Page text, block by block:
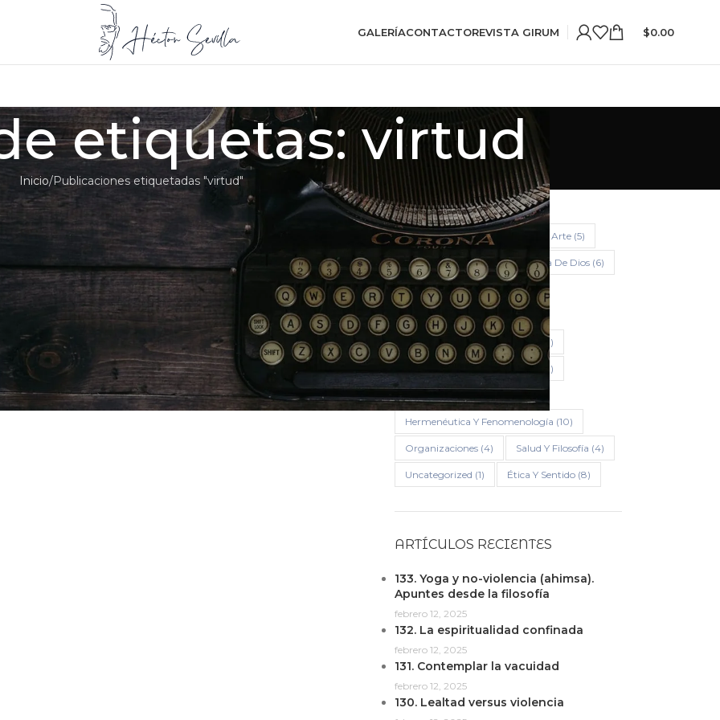
GALERÍACONTACTOREVISTA GIRUM $0.00
etiquetas: virtud
Inicio Publicaciones etiquetadas "virtud"
FILTRAR POR TEMA
Antropología Filosófica Arte(5)
Educación(14) El Problema De Dios(6)
Filosofía De La Religión(17)
Filosofía De La Vacuidad (16)
Filosofía De Lo Transpersonal (8)
Filosofía En Torno A La Nada(17)
Filosofía Y Sociedad
Hermenéutica Y Fenomenología (10)
Organizaciones(4) Salud Y Filosofía (4)
Uncategorized (1) Ética Y Sentido(8)
ARTÍCULOS RECIENTES
133. Yoga y no-violencia (ahimsa).
Apuntes desde la filosofía
febrero 12, 2025
132. La espiritualidad confinada
febrero 12, 2025
131. Contemplar la vacuidad
febrero 12, 2025
130. Lealtad versus violencia